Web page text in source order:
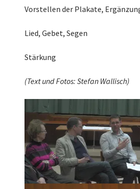
Vorstellen der Plakate,
Lied, Gebet, Segen
Stärkung
(Text und Fotos: Stefan Wallisch)